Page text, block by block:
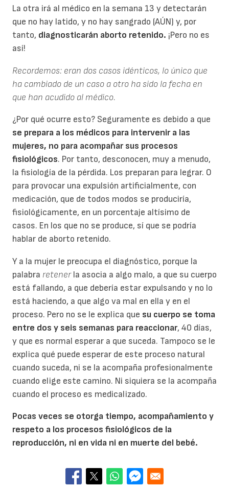
La otra irá al médico en la semana 13 y detectarán
que no hay latido, y no hay sangrado (AÚN) y, por
tanto, diagnosticarán aborto retenido. ¡Pero no es
así!
Recordemos: eran dos casos idénticos, lo único que
ha cambiado de un caso a otro ha sido la fecha en
que han acudido al médico.
¿Por qué ocurre esto? Seguramente es debido a que
se prepara a los médicos para intervenir a las
mujeres, no para acompañar sus procesos
fisiológicos. Por tanto, desconocen, muy a menudo,
la fisiología de la pérdida. Los preparan para legrar. O
para provocar una expulsión artificialmente, con
medicación, que de todos modos se produciría,
fisiológicamente, en un porcentaje altísimo de
casos. En los que no se produce, sí que se podría
hablar de aborto retenido.
Y a la mujer le preocupa el diagnóstico, porque la
palabra retenerla asocia a algo malo, a que su cuerpo
está fallando, a que debería estar expulsando y no lo
está haciendo, a que algo va mal en ella y en el
proceso. Pero no se le explica que su cuerpo se toma
entre dos y seis semanas para reaccionar, 40 días,
y que es normal esperar a que suceda. Tampoco se le
explica qué puede esperar de este proceso natural
cuando suceda, ni se la acompaña profesionalmente
cuando elige este camino. Ni siquiera se la acompaña
cuando el proceso es medicalizado.
Pocas veces se otorga tiempo, acompañamiento y
respeto a los procesos fisiológicos de la
reproducción, ni en vida ni en muerte del bebé.